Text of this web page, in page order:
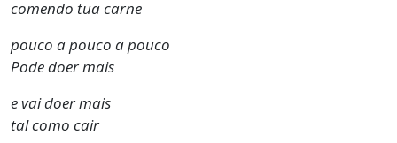
comendo tua carne
pouco a pouco a pouco
Pode doer mais
e vai doer mais
tal como cair